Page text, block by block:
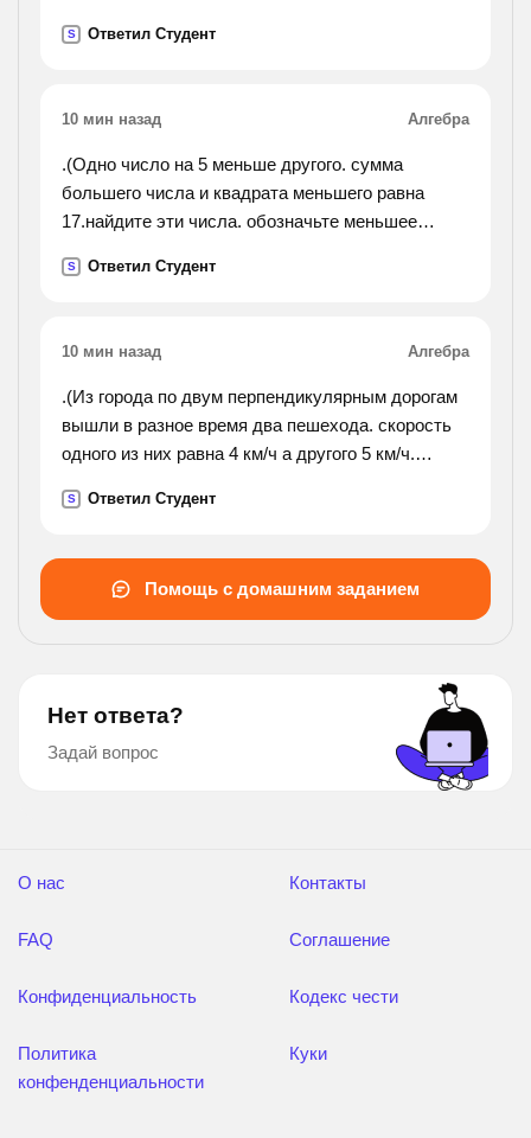
S Ответил Студент
10 мин назад Алгебра
.(Одно число на 5 меньше другого. сумма
большего числа и квадрата меньшего равна
17.найдите эти числа. обозначьте меньшее
S Ответил Студент
10 мин назад Алгебра
.(Из города по двум перпендикулярным дорогам
вышли в разное время два пешехода. скорость
одного из них равна 4 км/ч а другого 5 км/ч.
а второй в десяти. через сколько часов
S Ответил Студент
Помощь с домашним заданием
Нет ответа?
Задай вопрос
О нас
FAQ
Конфиденциальность
Политика
конфенденциальности
Контакты
Соглашение
Кодекс чести
Куки